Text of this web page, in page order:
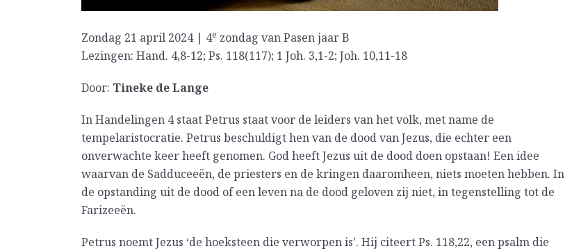
Zondag 21 april 2024 | 4e zondag van Pasen jaar B
Lezingen: Hand. 4,8-12; Ps. 118(117); 1 Joh. 3,1-2; Joh. 10,11-18
Door: Tineke de Lange
In Handelingen 4 staat Petrus staat voor de leiders van het volk, met name de
tempelaristocratie. Petrus beschuldigt hen van de dood van Jezus, die echter een
onverwachte keer heeft genomen. God heeft Jezus uit de dood doen opstaan! Een idee
waarvan de Sadduceeën, de priesters en de kringen daaromheen, niets moeten hebben. In
de opstanding uit de dood of een leven na de dood geloven zij niet, in tegenstelling tot de
Farizeeën.
Petrus noemt Jezus ‘de hoeksteen die verworpen is’. Hij citeert Ps. 118,22, een psalm die